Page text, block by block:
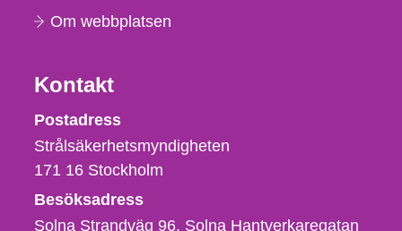
Om webbplatsen
Kontakt
Strålsäkerhetsmyndigheten
Postadress
Strålsäkerhetsmyndigheten
171 16 Stockholm
Besöksadress
Solna Strandväg 96, Solna Hantverkaregatan